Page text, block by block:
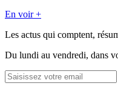
En voir +
Les actus qui comptent,
Du lundi au vendredi, dans